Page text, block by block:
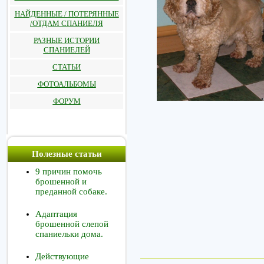
НАЙДЕННЫЕ / ПОТЕРЯННЫЕ
/ОТДАМ СПАНИЕЛЯ
РАЗНЫЕ ИСТОРИИ
СПАНИЕЛЕЙ
СТАТЬИ
ФОТОАЛЬБОМЫ
ФОРУМ
Полезные статьи
9 причин помочь
брошенной и
преданной собаке.
Адаптация
брошенной слепой
спаниельки дома.
Действующие